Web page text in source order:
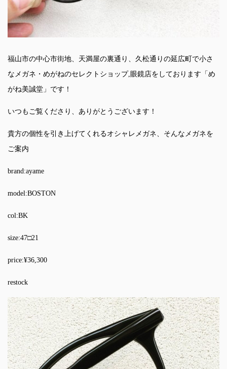
福山市の中心市街地、天満屋の裏通り、久松通りの延広町で小さ
なメガネ・めがねのセレクトショップ,眼鏡店をしております「め
がね美誠堂」です！
いつもご覧くださり、ありがとうございます！
貴方の個性を引き上げてくれるオシャレメガネ、そんなメガネを
ご案内
brand:ayame
model:BOSTON
col:BK
size:47□21
price:¥36,300
restock